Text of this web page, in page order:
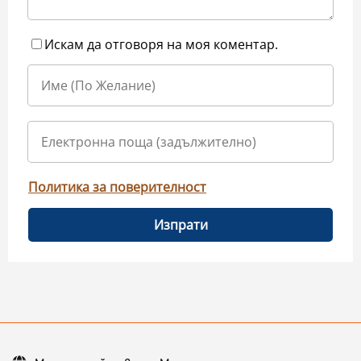
Искам да отговоря на моя коментар.
Политика за поверителност
Изпрати